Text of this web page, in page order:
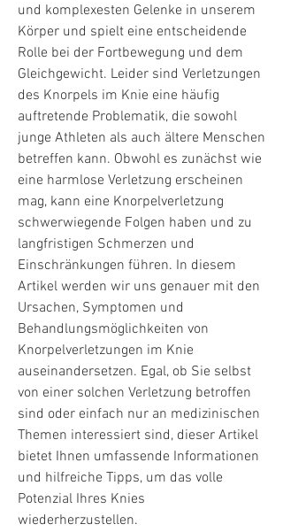
und komplexesten Gelenke in unserem
Körper und spielt eine entscheidende
Rolle bei der Fortbewegung und dem
Gleichgewicht. Leider sind Verletzungen
des Knorpels im Knie eine häufig
auftretende Problematik, die sowohl
junge Athleten als auch ältere Menschen
betreffen kann. Obwohl es zunächst wie
eine harmlose Verletzung erscheinen
mag, kann eine Knorpelverletzung
schwerwiegende Folgen haben und zu
langfristigen Schmerzen und
Einschränkungen führen. In diesem
Artikel werden wir uns genauer mit den
Ursachen, Symptomen und
Behandlungsmöglichkeiten von
Knorpelverletzungen im Knie
auseinandersetzen. Egal, ob Sie selbst
von einer solchen Verletzung betroffen
sind oder einfach nur an medizinischen
Themen interessiert sind, dieser Artikel
bietet Ihnen umfassende Informationen
und hilfreiche Tipps, um das volle
Potenzial Ihres Knies
wiederherzustellen.